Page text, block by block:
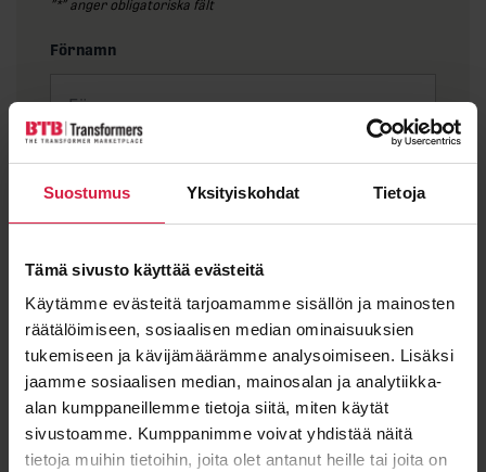
Suostumus Yksityiskohdat Tietoja
Tämä sivusto käyttää evästeitä
Käytämme evästeitä tarjoamamme sisällön ja mainosten
räätälöimiseen, sosiaalisen median ominaisuuksien
tukemiseen ja kävijämäärämme analysoimiseen. Lisäksi
jaamme sosiaalisen median, mainosalan ja analytiikka-
alan kumppaneillemme tietoja siitä, miten käytät
sivustoamme. Kumppanimme voivat yhdistää näitä
tietoja muihin tietoihin, joita olet antanut heille tai joita on
”*” anger obligatoriska fält
Förnamn
Meddelande